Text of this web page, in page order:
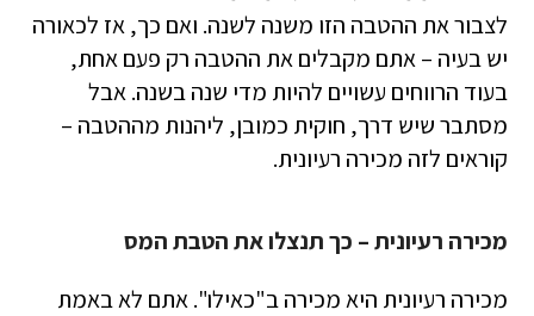
לצבור את ההטבה הזו משנה לשנה. ואם כך, אז לכאורה
יש בעיה – אתם מקבלים את ההטבה רק פעם אחת,
בעוד הרווחים עשויים להיות מדי שנה בשנה. אבל
מסתבר שיש דרך, חוקית כמובן, ליהנות מההטבה –
קוראים לזה מכירה רעיונית.
מכירה רעיונית – כך תנצלו את הטבת המס
מכירה רעיונית היא מכירה ב"כאילו". אתם לא באמת